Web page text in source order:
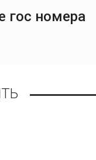
гос номера